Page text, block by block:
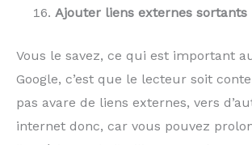
Ajouter liens externes sortants
Vous le savez, ce qui est important
Google, c’est que le lecteur soit
pas avare de liens externes, vers
internet donc, car vous pouvez